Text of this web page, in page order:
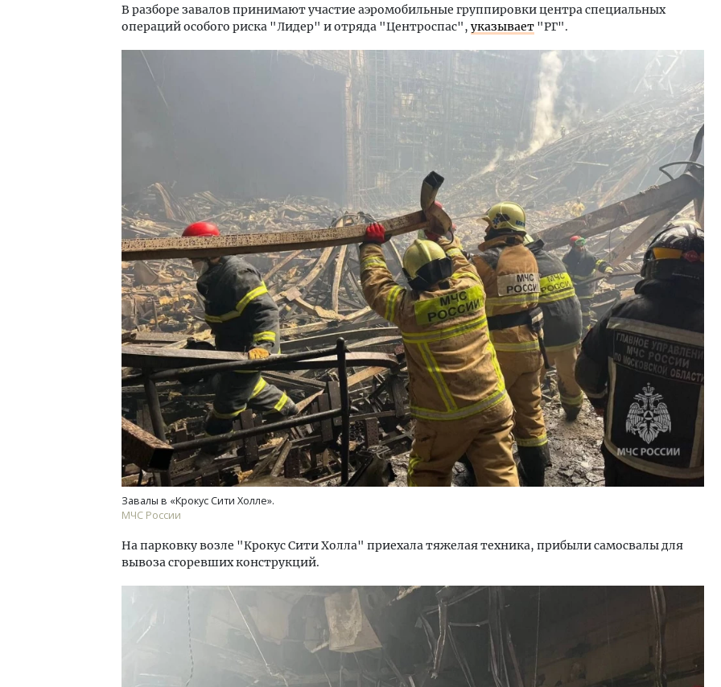
В разборе завалов принимают участие аэромобильные группировки центра специальных
операций особого риска "Лидер" и отряда "Центроспас", указывает "РГ".
Завалы в «Крокус Сити Холле».
МЧС России
На парковку возле "Крокус Сити Холла" приехала тяжелая техника, прибыли самосвалы для
вывоза сгоревших конструкций.